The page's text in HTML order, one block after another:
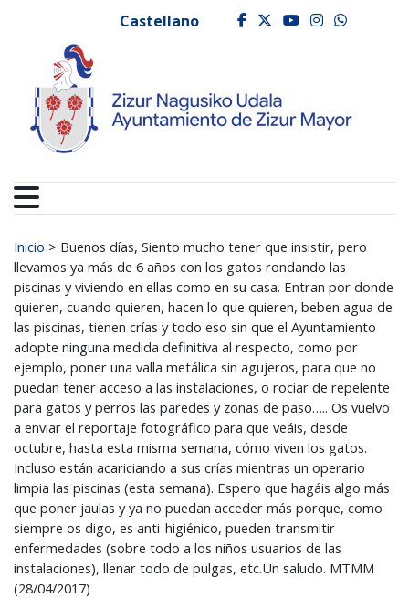
Ayuntamiento de
Castellano facebook
twitter
youtube
Buscar:
Inicio > Buenos días, Siento mucho tener que insistir, pero
llevamos ya más de 6 años con los gatos rondando las
piscinas y viviendo en ellas como en su casa. Entran por donde
quieren, cuando quieren, hacen lo que quieren, beben agua de
las piscinas, tienen crías y todo eso sin que el Ayuntamiento
adopte ninguna medida definitiva al respecto, como por
ejemplo, poner una valla metálica sin agujeros, para que no
puedan tener acceso a las instalaciones, o rociar de repelente
para gatos y perros las paredes y zonas de paso….. Os vuelvo
a enviar el reportaje fotográfico para que veáis, desde
octubre, hasta esta misma semana, cómo viven los gatos.
Incluso están acariciando a sus crías mientras un operario
limpia las piscinas (esta semana). Espero que hagáis algo más
que poner jaulas y ya no puedan acceder más porque, como
siempre os digo, es anti-higiénico, pueden transmitir
enfermedades (sobre todo a los niños usuarios de las
instalaciones), llenar todo de pulgas, etc.Un saludo. MTMM
(28/04/2017)